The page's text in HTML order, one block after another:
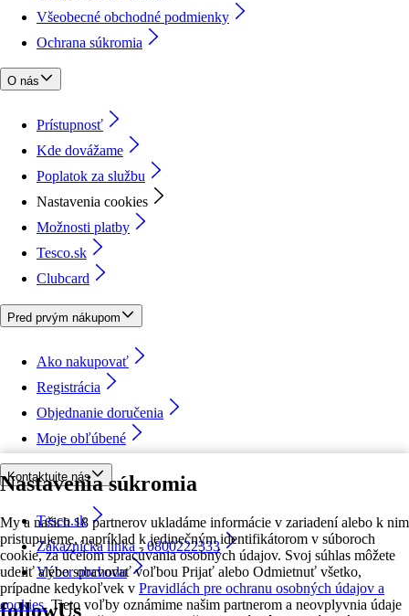
Nastavenia súkromia
My a našich 18 partnerov ukladáme informácie v zariadení alebo k nim
pristupujeme, napríklad k jedinečným identifikátorom v súboroch
cookie, za účelom spracúvania osobných údajov. Svoj súhlas môžete
udeliť alebo spravovať voľbou Prijať alebo Odmietnuť všetko,
prípadne kedykoľvek v Pravidlách pre ochranu osobných údajov a
cookies. Tieto voľby oznámime našim partnerom a neovplyvnia údaje
Všeobecné obchodné podmienky
Ochrana súkromia
O nás
Prístupnosť
Kde dovážame
Poplatok za službu
Nastavenia cookies
Možnosti platby
Tesco.sk
Clubcard
Pred prvým nákupom
Ako nakupovať
Registrácia
Objednanie doručenia
Moje obľúbené
Kontaktujte nás
Tesco.sk
Zákaznícka linka - 0800222333
Výber obchodu
followUs